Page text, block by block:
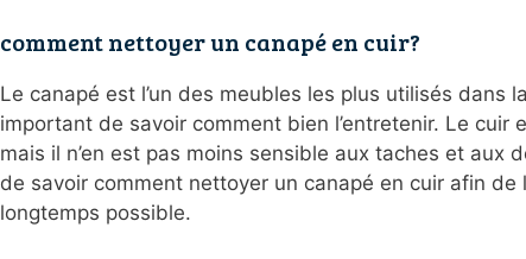
comment nettoyer un canapé en cuir?
Le canapé est l’un des meubles les plus utilisés dans
important de savoir comment bien l’entretenir. Le cuir
mais il n’en est pas moins sensible aux taches et aux
de savoir comment nettoyer un canapé en cuir afin
longtemps possible.